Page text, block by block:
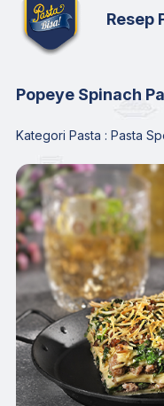
Resep
Popeye Spinach
Kategori Pasta : Pasta